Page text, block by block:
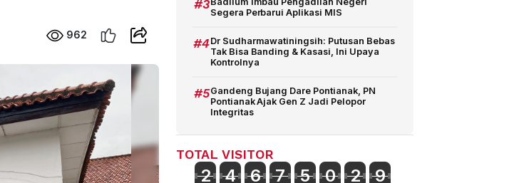
962
#3
Segera Perbarui Aplikasi MIS
#4Dr Sudharmawatiningsih: Putusan Bebas
Tak Bisa Banding & Kasasi, Ini Upaya
Kontrolnya
#5Gandeng Bujang Dare Pontianak, PN
Pontianak Ajak Gen Z Jadi Pelopor
Integritas
TOTAL VISITOR
2 4 6 7 5 0 2 9